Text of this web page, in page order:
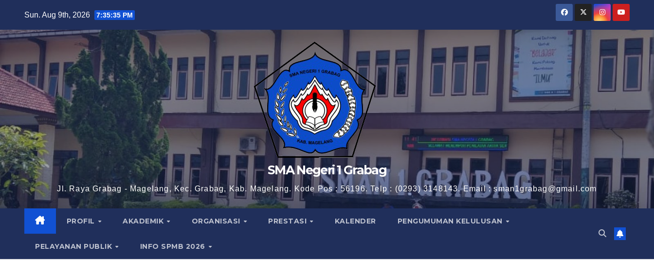
content
Sun. Aug 9th, 2026 7:35:38 PM
SMA Negeri 1 Grabag
Jl. Raya Grabag - Magelang, Kec. Grabag, Kab. Magelang. Kode Pos : 56196. Telp : (0293) 3148143. Email : sman1grabag@gmail.com
PROFIL AKADEMIK ORGANISASI PRESTASI KALENDER PENGUMUMAN KELULUSAN
PELAYANAN PUBLIK INFO SPMB 2026